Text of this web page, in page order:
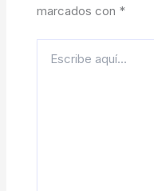
marcados con *
aquí...